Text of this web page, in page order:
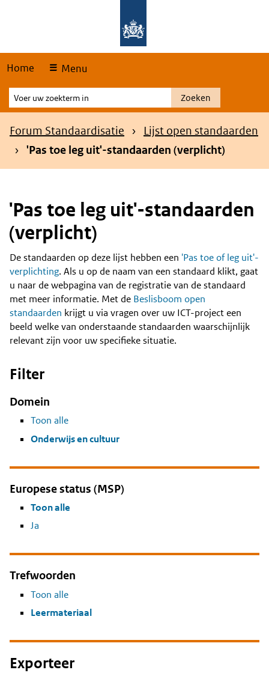
Home Menu
Voer
uw
zoekterm
Zoeken
Kruimelpad
Forum Standaardisatie
Lijst open standaarden
'Pas toe leg uit'-standaarden (verplicht)
'Pas toe leg uit'-standaarden
(verplicht)
Content
De standaarden op deze lijst hebben een 'Pas toe of leg uit'-
verplichting. Als u op de naam van een standaard klikt, gaat
u naar de webpagina van de registratie van de standaard
met meer informatie. Met de Beslisboom open
standaarden krijgt u via vragen over uw ICT-project een
beeld welke van onderstaande standaarden waarschijnlijk
relevant zijn voor uw specifieke situatie.
Filter
Domein
Toon alle
Onderwijs en cultuur
Europese status (MSP)
Toon alle
Ja
Trefwoorden
Toon alle
Leermateriaal
Exporteer